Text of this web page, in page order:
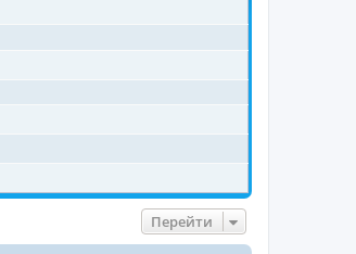
Перейти